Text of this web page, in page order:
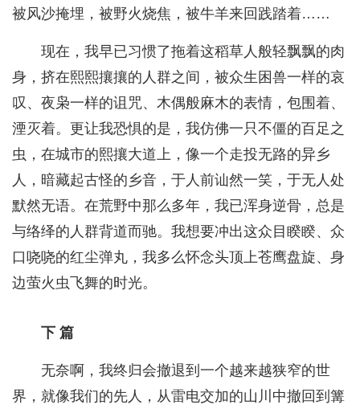
被风沙掩埋，被野火烧焦，被牛羊来回践踏着……
现在，我早已习惯了拖着这稻草人般轻飘飘的肉
身，挤在熙熙攘攘的人群之间，被众生困兽一样的哀
叹、夜枭一样的诅咒、木偶般麻木的表情，包围着、
湮灭着。更让我恐惧的是，我仿佛一只不僵的百足之
虫，在城市的熙攘大道上，像一个走投无路的异乡
人，暗藏起古怪的乡音，于人前讪然一笑，于无人处
默然无语。在荒野中那么多年，我已浑身逆骨，总是
与络绎的人群背道而驰。我想要冲出这众目睽睽、众
口哓哓的红尘弹丸，我多么怀念头顶上苍鹰盘旋、身
边萤火虫飞舞的时光。
下 篇
无奈啊，我终归会撤退到一个越来越狭窄的世
界，就像我们的先人，从雷电交加的山川中撤回到篝